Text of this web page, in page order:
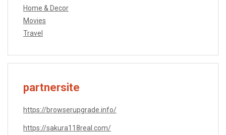
Home & Decor
Movies
Travel
partnersite
https://browserupgrade.info/
https://sakura118real.com/